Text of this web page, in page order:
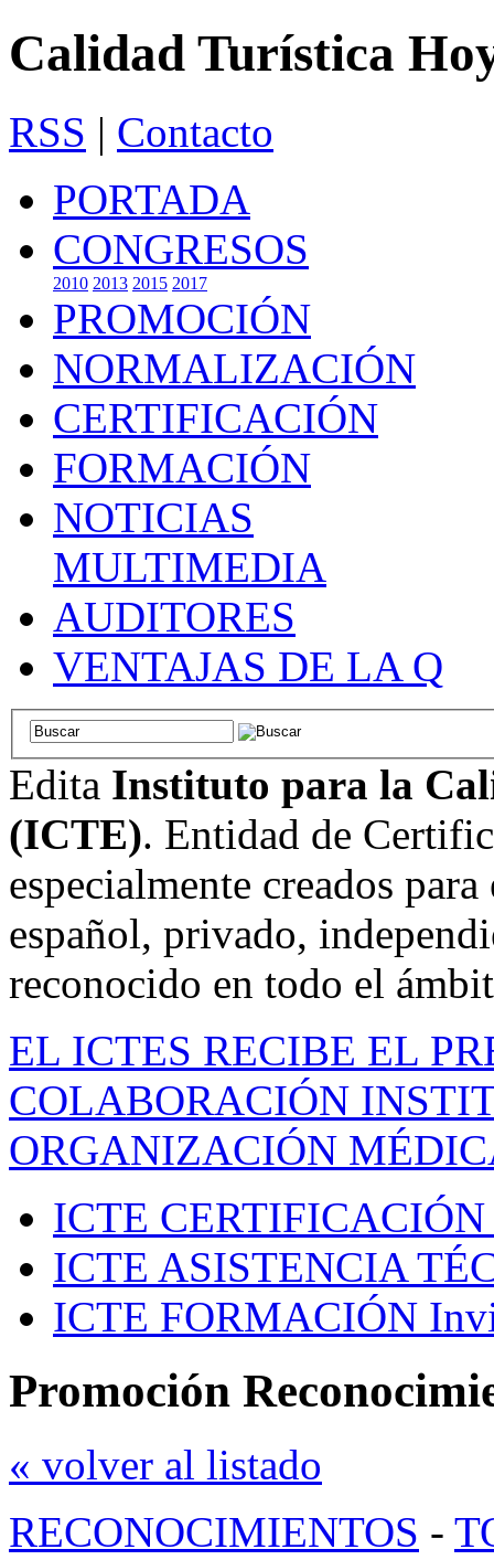
Calidad Turística
RSS | Contacto
PORTADA
CONGRESOS
2010 2013 2015 2017
PROMOCIÓN
NORMALIZACIÓN
CERTIFICACIÓN
FORMACIÓN
NOTICIAS
MULTIMEDIA
AUDITORES
VENTAJAS DE LA Q
Edita Instituto para la
(ICTE). Entidad de
especialmente creados
español, privado,
reconocido en todo el
EL ICTES RECIBE EL
COLABORACIÓN
ORGANIZACIÓN
ICTE CERTIFICACIÓN
ICTE ASISTENCIA
ICTE FORMACIÓN
Promoción
« volver al listado
RECONOCIMIENTOS -